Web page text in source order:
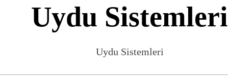
Uydu Sistemleri
Uydu Sistemleri